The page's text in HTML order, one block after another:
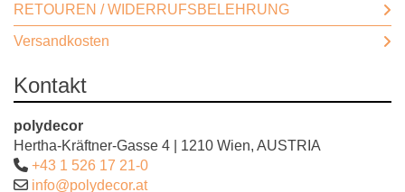
RETOUREN / WIDERRUFSBELEHRUNG
Versandkosten
Kontakt
polydecor
Hertha-Kräftner-Gasse 4 | 1210 Wien, AUSTRIA
+43 1 526 17 21-0
info@polydecor.at